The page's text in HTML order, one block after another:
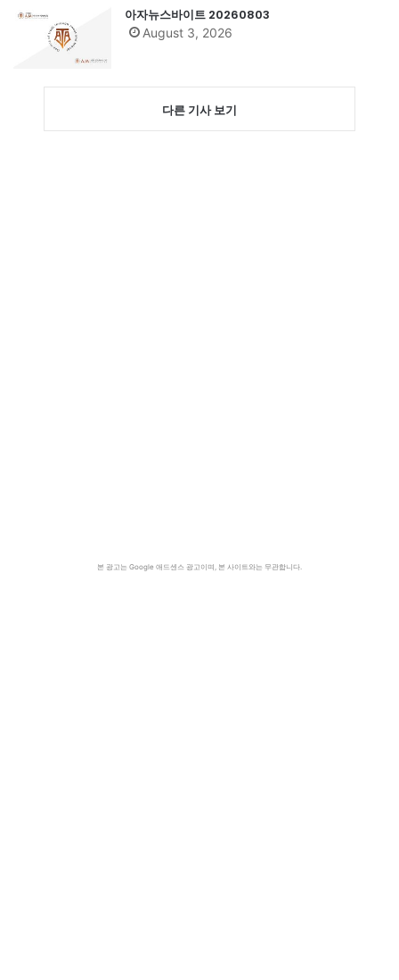
아자뉴스바이트 20260803
August 3, 2026
다른 기사 보기
본 광고는 Google 애드센스 광고이며, 본 사이트와는 무관합니다.